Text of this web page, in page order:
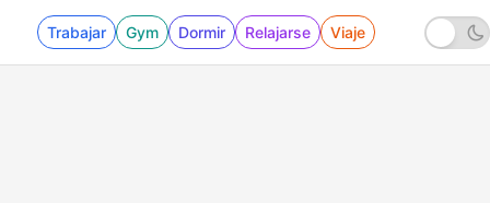
Trabajar Gym Dormir Relajarse Viaje